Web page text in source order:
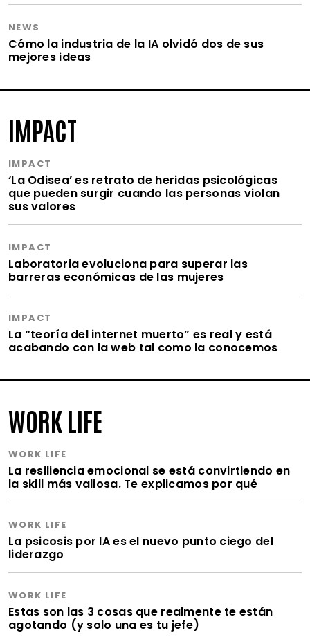
NEWS
Cómo la industria de la IA olvidó dos de sus
mejores ideas
IMPACT
IMPACT
‘La Odisea’ es retrato de heridas psicológicas
que pueden surgir cuando las personas violan
sus valores
IMPACT
Laboratoria evoluciona para superar las
barreras económicas de las mujeres
IMPACT
La “teoría del internet muerto” es real y está
acabando con la web tal como la conocemos
WORK LIFE
WORK LIFE
La resiliencia emocional se está convirtiendo en
la skill más valiosa. Te explicamos por qué
WORK LIFE
La psicosis por IA es el nuevo punto ciego del
liderazgo
WORK LIFE
Estas son las 3 cosas que realmente te están
agotando (y solo una es tu jefe)